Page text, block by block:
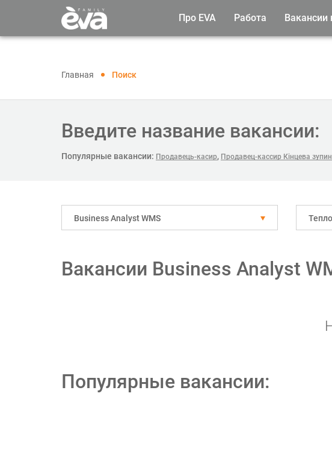
Про EVA Работа Вакансии
Главная Поиск
Введите название вакансии:
Популярные вакансии: Продавець-касир, Продавец-кассир Кінцева
Business Analyst WMS
Вакансии Business Analyst
Популярные вакансии: